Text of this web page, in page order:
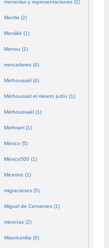
memorias y representaciones (1)
Menfis (2)
Menilék (1)
Menou (1)
mercaderes (4)
Méthousaël (4)
Méthousaël el minero judío (1)
Méthoussaël (1)
Methram (1)
México (5)
México500 (1)
Micerino (1)
migraciones (5)
Miguel de Cervantes (1)
minorías (2)
Misericordia (0)